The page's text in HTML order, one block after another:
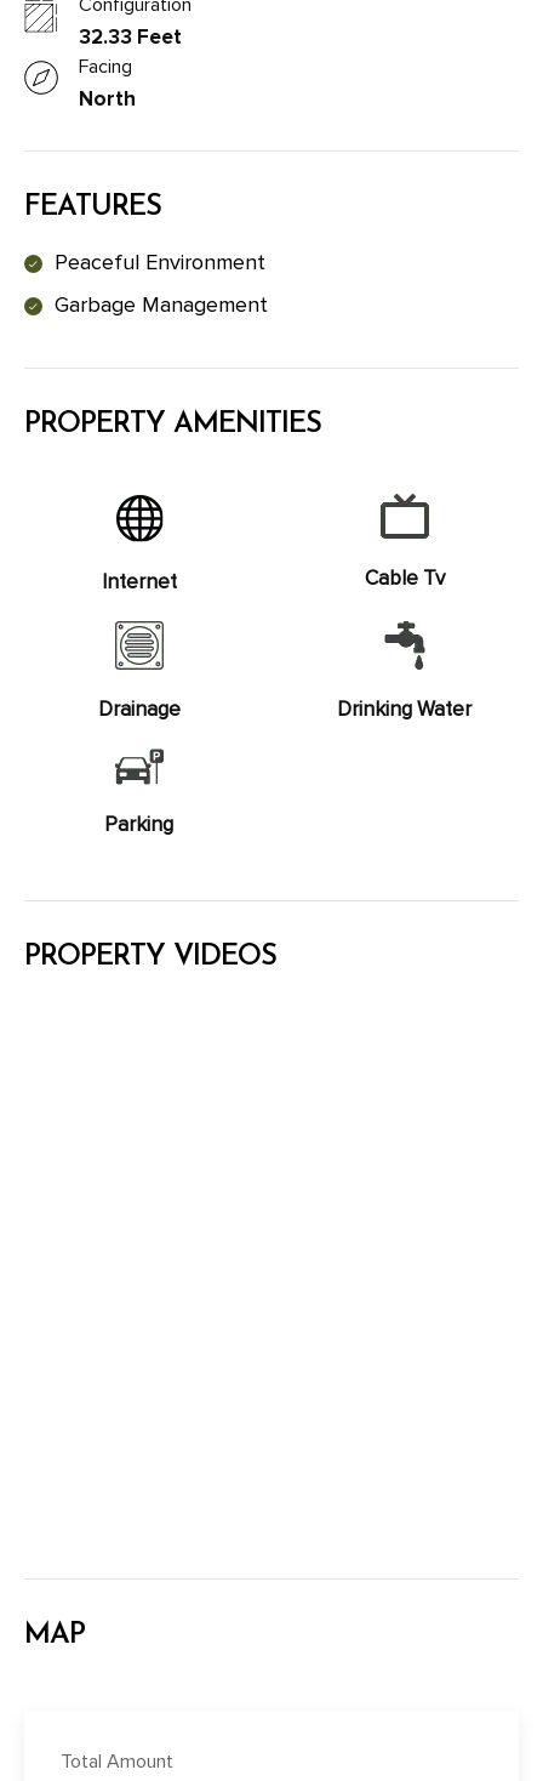
32.33 Feet
Facing
North
FEATURES
Peaceful Environment
Garbage Management
PROPERTY AMENITIES
Internet Cable Tv
Drainage Drinking Water
Parking
PROPERTY VIDEOS
MAP
Total Amount